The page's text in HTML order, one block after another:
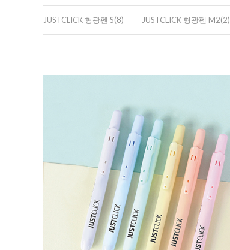
JUSTCLICK 형광펜 S(8) JUSTCLICK 형광펜 M2(2)